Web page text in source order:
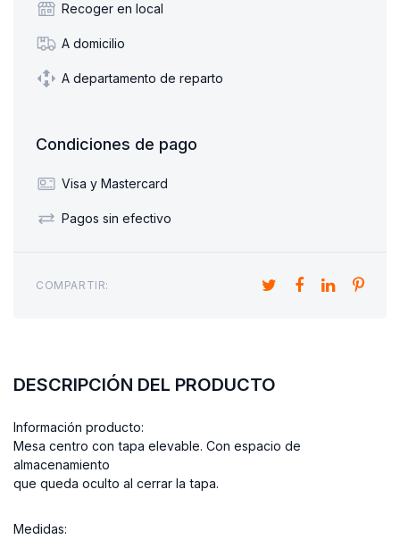
Recoger en local
A domicilio
A departamento de reparto
Condiciones de pago
Visa y Mastercard
Pagos sin efectivo
COMPARTIR:
DESCRIPCIÓN DEL PRODUCTO
Información producto:
Mesa centro con tapa elevable. Con espacio de
almacenamiento
que queda oculto al cerrar la tapa.
Medidas: